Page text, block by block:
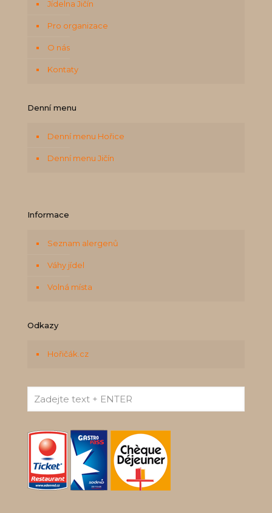
Jídelna Jičín
Pro organizace
O nás
Kontaty
Denní menu
Denní menu Hořice
Denní menu Jičín
Informace
Seznam alergenů
Váhy jídel
Volná místa
Odkazy
Hořičák.cz